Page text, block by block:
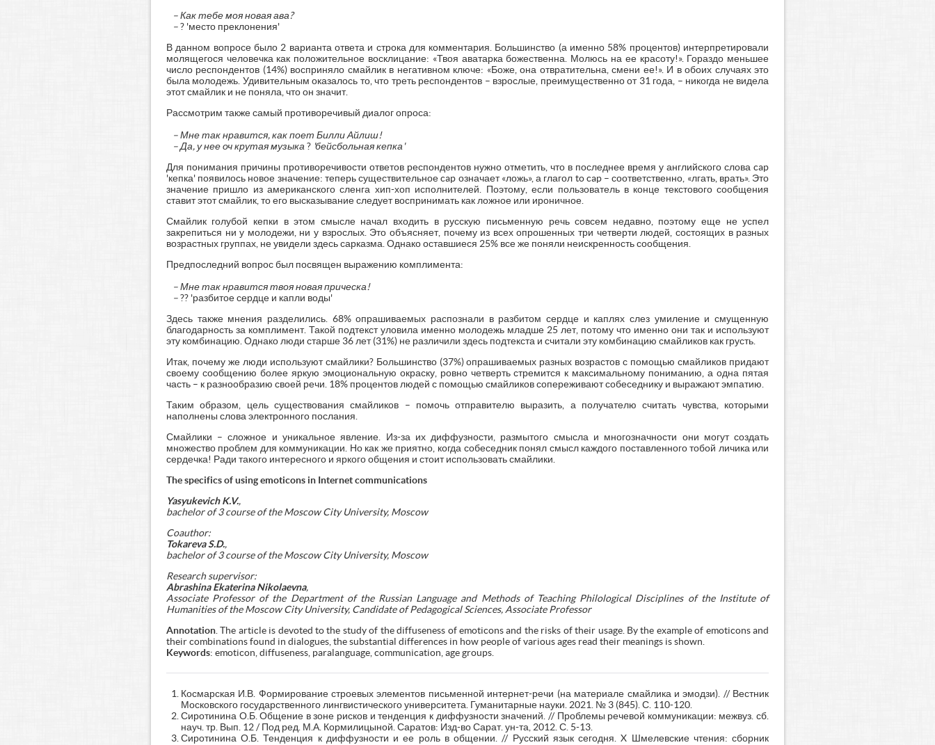
– Как тебе моя новая ава?
–? 'место преклонения'
В данном вопросе было 2 варианта ответа и строка для комментария. Большинство (а именно 58% процентов) интерпретировали
молящегося человечка как положительное восклицание: «Твоя аватарка божественна. Молюсь на ее красоту!». Гораздо меньшее
число респондентов (14%) восприняло смайлик в негативном ключе: «Боже, она отвратительна, смени ее!». И в обоих случаях это
была молодежь. Удивительным оказалось то, что треть респондентов – взрослые, преимущественно от 31 года, – никогда не видела
этот смайлик и не поняла, что он значит.
Рассмотрим также самый противоречивый диалог опроса:
– Мне так нравится, как поет Билли Айлиш!
– Да, у нее оч крутая музыка ?'бейсбольная кепка'
Для понимания причины противоречивости ответов респондентов нужно отметить, что в последнее время у английского слова cap
'кепка' появилось новое значение: теперь существительное cap означает «ложь», а глагол to cap – соответственно, «лгать, врать». Это
значение пришло из американского сленга хип-хоп исполнителей. Поэтому, если пользователь в конце текстового сообщения
ставит этот смайлик, то его высказывание следует воспринимать как ложное или ироничное.
Смайлик голубой кепки в этом смысле начал входить в русскую письменную речь совсем недавно, поэтому еще не успел
закрепиться ни у молодежи, ни у взрослых. Это объясняет, почему из всех опрошенных три четверти людей, состоящих в разных
возрастных группах, не увидели здесь сарказма. Однако оставшиеся 25% все же поняли неискренность сообщения.
Предпоследний вопрос был посвящен выражению комплимента:
– Мне так нравится твоя новая прическа!
–?? 'разбитое сердце и капли воды'
Здесь также мнения разделились. 68% опрашиваемых распознали в разбитом сердце и каплях слез умиление и смущенную
благодарность за комплимент. Такой подтекст уловила именно молодежь младше 25 лет, потому что именно они так и используют
эту комбинацию. Однако люди старше 36 лет (31%) не различили здесь подтекста и считали эту комбинацию смайликов как грусть.
Итак, почему же люди используют смайлики? Большинство (37%) опрашиваемых разных возрастов с помощью смайликов придают
своему сообщению более яркую эмоциональную окраску, ровно четверть стремится к максимальному пониманию, а одна пятая
часть – к разнообразию своей речи. 18% процентов людей с помощью смайликов сопереживают собеседнику и выражают эмпатию.
Таким образом, цель существования смайликов – помочь отправителю выразить, а получателю считать чувства, которыми
наполнены слова электронного послания.
Смайлики – сложное и уникальное явление. Из-за их диффузности, размытого смысла и многозначности они могут создать
множество проблем для коммуникации. Но как же приятно, когда собеседник понял смысл каждого поставленного тобой личика или
сердечка! Ради такого интересного и яркого общения и стоит использовать смайлики.
The specifics of using emoticons in Internet communications
Yasyukevich K.V.,
bachelor of 3 course of the Moscow City University, Moscow
Coauthor:
Tokareva S.D.,
bachelor of 3 course of the Moscow City University, Moscow
Research supervisor:
Abrashina Ekaterina Nikolaevna,
Associate Professor of the Department of the Russian Language and Methods of Teaching Philological Disciplines of the Institute of
Humanities of the Moscow City University, Candidate of Pedagogical Sciences, Associate Professor
Annotation. The article is devoted to the study of the diffuseness of emoticons and the risks of their usage. By the example of emoticons and
their combinations found in dialogues, the substantial differences in how people of various ages read their meanings is shown.
Keywords: emoticon, diffuseness, paralanguage, communication, age groups.
Космарская И.В. Формирование строевых элементов письменной интернет-речи (на материале смайлика и эмодзи). // Вестник
Московского государственного лингвистического университета. Гуманитарные науки. 2021. № 3 (845). С. 110-120.
Сиротинина О.Б. Общение в зоне рисков и тенденция к диффузности значений. // Проблемы речевой коммуникации: межвуз. сб.
науч. тр. Вып. 12 / Под ред. М.А. Кормилицыной. Саратов: Изд-во Сарат. ун-та, 2012. С. 5-13.
Сиротинина О.Б. Тенденция к диффузности и ее роль в общении. // Русский язык сегодня. X Шмелевские чтения: сборник